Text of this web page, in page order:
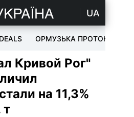
UA
ОРМУЗЬКА ПРОТОКА
Кривой Рог"
на 11,3%
т